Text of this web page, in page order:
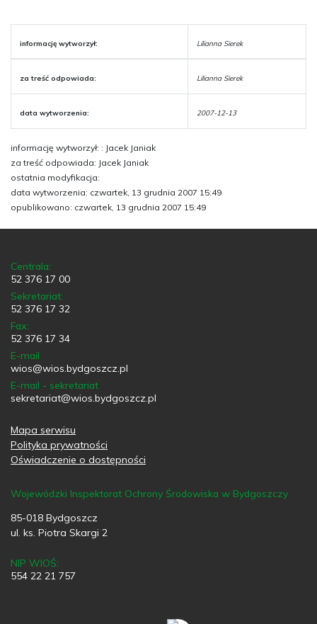
informację wytworzył: Lilianna Sierek
za treść odpowiada: Lilianna Sierek
data wytworzenia: 2007-12-13
informację wytworzył: : Jacek Janiak
za treść odpowiada: Jacek Janiak
ostatnia modyfikacja:
data wytworzenia: czwartek, 13 grudnia 2007 15:49
opublikowano: czwartek, 13 grudnia 2007 15:49
Centrala:
52 376 17 00
Sekretariat:
52 376 17 32
Fax:
52 376 17 34
E-mail
wios@wios.bydgoszcz.pl
E-mail - sekretariat
sekretariat@wios.bydgoszcz.pl
Mapa serwisu
Polityka prywatności
Oświadczenie o dostępności
Wojewódzki Inspektorat Ochrony Środowiska w Bydgoszczy
85-018 Bydgoszcz
ul. ks. Piotra Skargi 2
NIP WIOŚ:
554 22 21 757